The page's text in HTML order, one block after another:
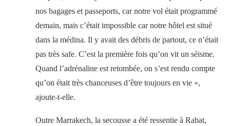
nos bagages et passeports, car notre vol était programmé
demain, mais c’était impossible car notre hôtel est situé
dans la médina. Il y avait des débris de partout, ce n’était
pas très safe. C’est la première fois qu’on vit un séisme.
Quand l’adrénaline est retombée, on s’est rendu compte
qu’on était très chanceuses d’être toujours en vie »,
ajoute-t-elle.
Outre Marrakech, la secousse a été ressentie à Rabat,